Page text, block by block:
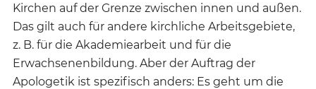
Kirchen auf der Grenze zwischen innen und außen.
Das gilt auch für andere kirchliche Arbeitsgebiete,
z. B. für die Akademiearbeit und für die
Erwachsenenbildung. Aber der Auftrag der
Apologetik ist spezifisch anders: Es geht um die